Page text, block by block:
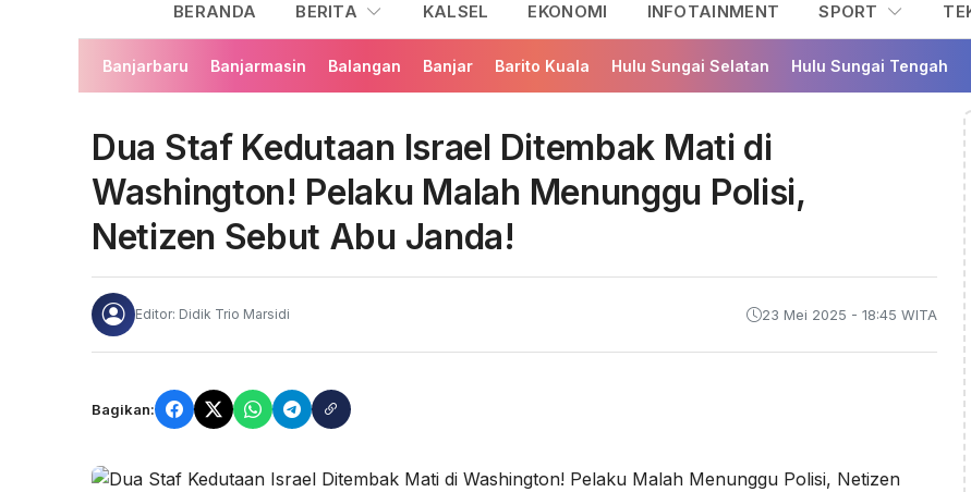
BERANDA BERITA KALSEL EKONOMI INFOTAINMENT SPORT
Banjarbaru Banjarmasin Balangan Banjar Barito Kuala Hulu Sungai Selatan Hulu Sungai Tengah
Dua Staf Kedutaan Israel Ditembak Mati di
Washington! Pelaku Malah Menunggu Polisi,
Netizen Sebut Abu Janda!
Editor: Didik Trio Marsidi 23 Mei 2025 - 18:45 WITA
Bagikan: